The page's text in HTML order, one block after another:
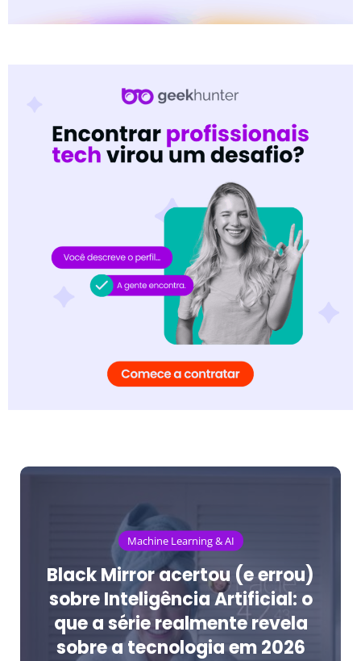
Machine Learning & AI
Black Mirror acertou (e errou)
sobre Inteligência Artificial: o
que a série realmente revela
sobre a tecnologia em 2026